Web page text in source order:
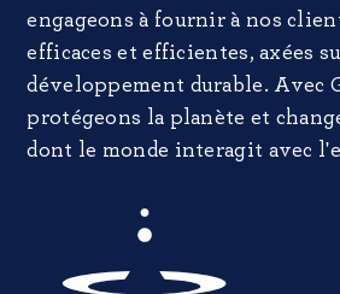
engageons à fournir à nos
efficaces et efficientes, axées
développement durable. Avec
protégeons la planète et
dont le monde interagit avec